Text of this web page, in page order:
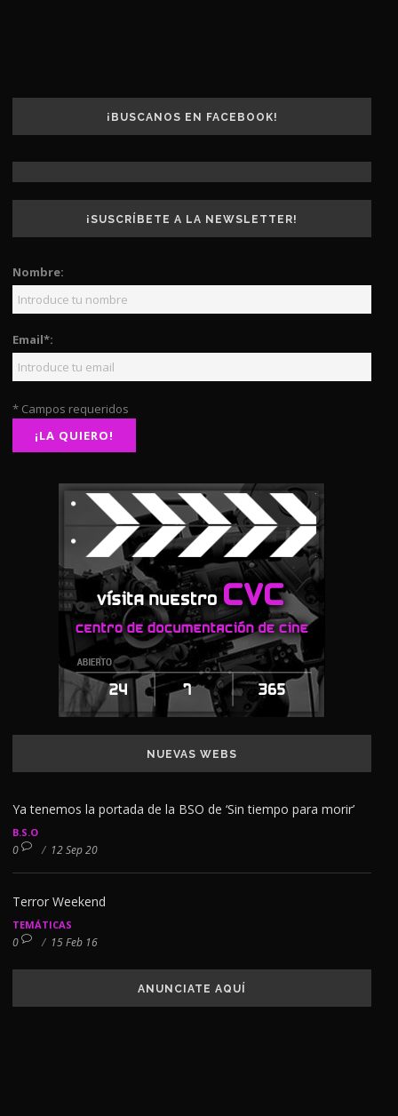
¡BUSCANOS EN FACEBOOK!
¡SUSCRÍBETE A LA NEWSLETTER!
Nombre:
Email*:
* Campos requeridos
NUEVAS WEBS
Ya tenemos la portada de la BSO de ‘Sin tiempo para morir’
B.S.O
0 / 12 Sep 20
Terror Weekend
TEMÁTICAS
0 / 15 Feb 16
ANUNCIATE AQUÍ